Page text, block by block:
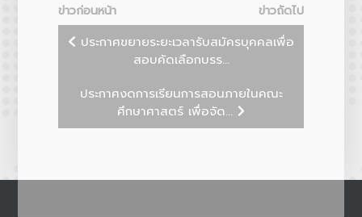
ข่าวก่อนหน้า
ข่าวถัดไป
ประกาศขยายระยะเวลารับสมัครบุคคลเพื่อ
สอบคัดเลือกบรร...
ประกาศงดการเรียนการสอนภายในคณะ
ศึกษาศาสตร์ เพื่อจัด...